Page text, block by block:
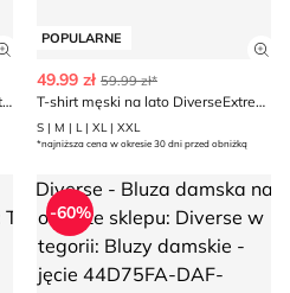
Zobacz szczegóły produktu
T-shirt męski wiosenny DiverseExtreme
POPULARNE
49.99 zł 59.99 zł*
T-shirt męski na lato DiverseExtreme
S | M | L | XL | XXL
*najniższa cena w okresie 30 dni przed obniżką
Diverse - Bluza damska na
-60%